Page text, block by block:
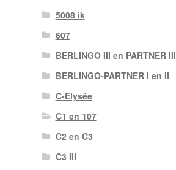
5008 ik
607
BERLINGO III en PARTNER III
BERLINGO-PARTNER I en II
C-Elysée
C1 en 107
C2 en C3
C3 III